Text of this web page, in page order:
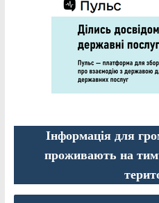
Інформація для
проживають на